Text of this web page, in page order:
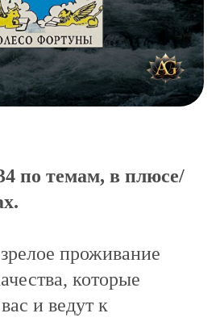
по темам, в плюсе/
проживание
которые
и ведут к